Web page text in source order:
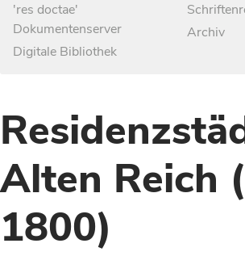
'res doctae'
Dokumentenserver
Digitale Bibliothek
Archiv
Alten Reich
1800)